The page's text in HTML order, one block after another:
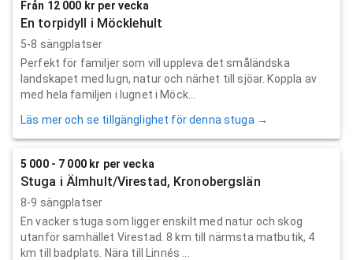
Från 12 000 kr per vecka
En torpidyll i Möcklehult
5-8 sängplatser
Perfekt för familjer som vill uppleva det småländska
landskapet med lugn, natur och närhet till sjöar. Koppla av
med hela familjen i lugnet i Möck...
Läs mer och se tillgänglighet för denna stuga →
5 000 - 7 000 kr per vecka
Stuga i Älmhult/Virestad, Kronobergslän
8-9 sängplatser
En vacker stuga som ligger enskilt med natur och skog
utanför samhället Virestad. 8 km till närmsta matbutik, 4
km till badplats. Nära till Linnés ...